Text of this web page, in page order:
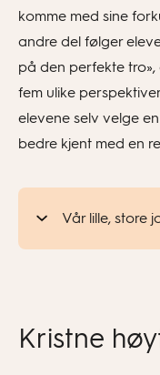
komme med sine
andre del følger
på den perfekte
fem ulike
elevene selv velge
bedre kjent med en
Vår lille, store
Kristne